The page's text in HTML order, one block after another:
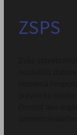
ZSPS